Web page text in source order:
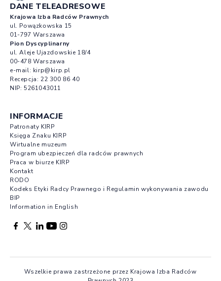
DANE TELEADRESOWE
Krajowa Izba Radców Prawnych
ul. Powązkowska 15
01-797 Warszawa
Pion Dyscyplinarny
ul. Aleje Ujazdowskie 18/4
00-478 Warszawa
e-mail: kirp@kirp.pl
Recepcja: 22 300 86 40
NIP: 5261043011
INFORMACJE
Patronaty KIRP
Księga Znaku KIRP
Wirtualne muzeum
Program ubezpieczeń dla radców prawnych
Praca w biurze KIRP
Kontakt
RODO
Kodeks Etyki Radcy Prawnego i Regulamin wykonywania zawodu
BIP
Information in English
Facebook otwierany w nowej karcie
Profil X otwierany w nowej karcie
Profil LinkedIn otwierany w nowej karcie
Profil YouTube otwierany w nowej karcie
Profil Instagram otwierany w nowej karcie
Wszelkie prawa zastrzeżone przez Krajowa Izba Radców